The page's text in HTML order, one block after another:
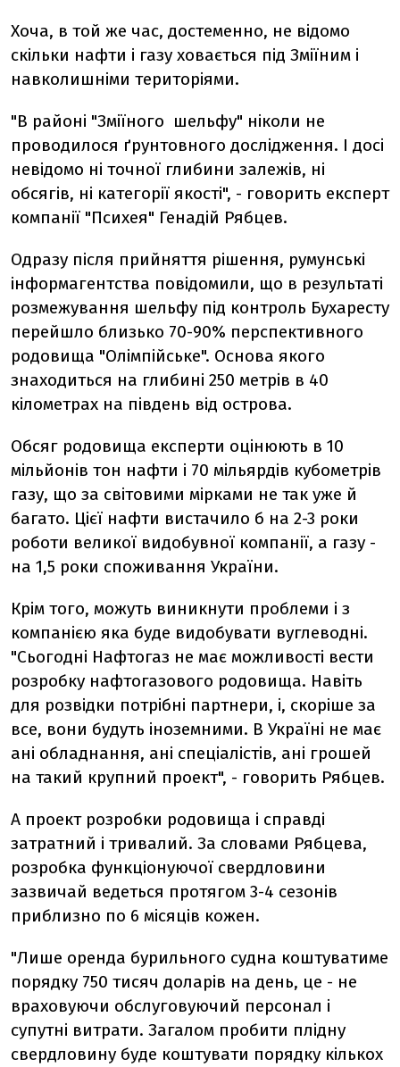
Хоча, в той же час, достеменно, не відомо
скільки нафти і газу ховається під Зміїним і
навколишніми територіями.
"В районі "Зміїного шельфу" ніколи не
проводилося ґрунтовного дослідження. І досі
невідомо ні точної глибини залежів, ні
обсягів, ні категорії якості", - говорить експерт
компанії "Психея" Генадій Рябцев.
Одразу після прийняття рішення, румунські
інформагентства повідомили, що в результаті
розмежування шельфу під контроль Бухаресту
перейшло близько 70-90% перспективного
родовища "Олімпійське". Основа якого
знаходиться на глибині 250 метрів в 40
кілометрах на південь від острова.
Обсяг родовища експерти оцінюють в 10
мільйонів тон нафти і 70 мільярдів кубометрів
газу, що за світовими мірками не так уже й
багато. Цієї нафти вистачило б на 2-3 роки
роботи великої видобувної компанії, а газу -
на 1,5 роки споживання України.
Крім того, можуть виникнути проблеми і з
компанією яка буде видобувати вуглеводні.
"Сьогодні Нафтогаз не має можливості вести
розробку нафтогазового родовища. Навіть
для розвідки потрібні партнери, і, скоріше за
все, вони будуть іноземними. В Україні не має
ані обладнання, ані спеціалістів, ані грошей
на такий крупний проект", - говорить Рябцев.
А проект розробки родовища і справді
затратний і тривалий. За словами Рябцева,
розробка функціонуючої свердловини
зазвичай ведеться протягом 3-4 сезонів
приблизно по 6 місяців кожен.
"Лише оренда бурильного судна коштуватиме
порядку 750 тисяч доларів на день, це - не
враховуючи обслуговуючий персонал і
супутні витрати. Загалом пробити плідну
свердловину буде коштувати порядку кількох